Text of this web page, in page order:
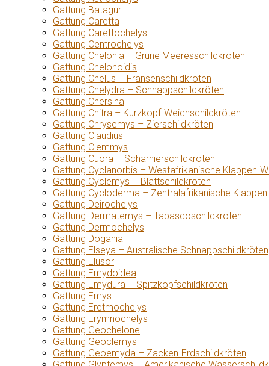
Gattung Batagur
Gattung Caretta
Gattung Carettochelys
Gattung Centrochelys
Gattung Chelonia – Grüne Meeresschildkröten
Gattung Chelonoidis
Gattung Chelus – Fransenschildkröten
Gattung Chelydra – Schnappschildkröten
Gattung Chersina
Gattung Chitra – Kurzkopf-Weichschildkröten
Gattung Chrysemys – Zierschildkröten
Gattung Claudius
Gattung Clemmys
Gattung Cuora – Scharnierschildkröten
Gattung Cyclanorbis – Westafrikanische Klappen-
Gattung Cyclemys – Blattschildkröten
Gattung Cycloderma – Zentralafrikanische
Gattung Deirochelys
Gattung Dermatemys – Tabascoschildkröten
Gattung Dermochelys
Gattung Dogania
Gattung Elseya – Australische Schnappschildkröten
Gattung Elusor
Gattung Emydoidea
Gattung Emydura – Spitzkopfschildkröten
Gattung Emys
Gattung Eretmochelys
Gattung Erymnochelys
Gattung Geochelone
Gattung Geoclemys
Gattung Geoemyda – Zacken-Erdschildkröten